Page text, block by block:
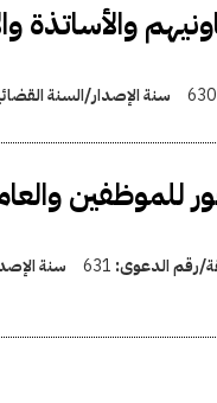
والأساتذة
630 سنة الإصدار/السنة
للموظفين
رقم الدعوى: 631 سنة